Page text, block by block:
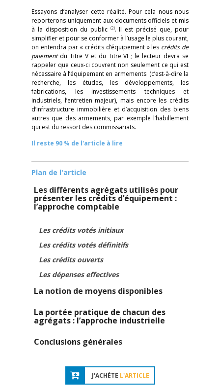
Essayons d’analyser cette réalité. Pour cela nous nous
reporterons uniquement aux documents officiels et mis
à la disposition du public (2). Il est précisé que, pour
simplifier et pour se conformer à l’usage le plus courant,
on entendra par « crédits d’équipement » les crédits de
paiementdu Titre V et du Titre VI ; le lecteur devra se
rappeler que ceux-ci couvrent non seulement ce qui est
nécessaire à l’équipement en armements (c’est-à-dire la
recherche, les études, les développements, les
fabrications, les investissements techniques et
industriels, l’entretien majeur), mais encore les crédits
d’infrastructure immobilière et d’acquisition des biens
autres que des armements, par exemple l’habillement
qui est du ressort des commissariats.
Il reste 90 % de l'article à lire
Plan de l'article
Les différents agrégats utilisés pour
présenter les crédits d’équipement :
l’approche comptable
Les crédits votés initiaux
Les crédits votés définitifs
Les crédits ouverts
Les dépenses effectives
La notion de moyens disponibles
La portée pratique de chacun des
agrégats : l’approche industrielle
Conclusions générales
J'ACHÈTE L'ARTICLE